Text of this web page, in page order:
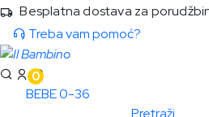
Besplatna dostava za
Treba vam pomoć?
0
BEBE 0-36
Pretraži